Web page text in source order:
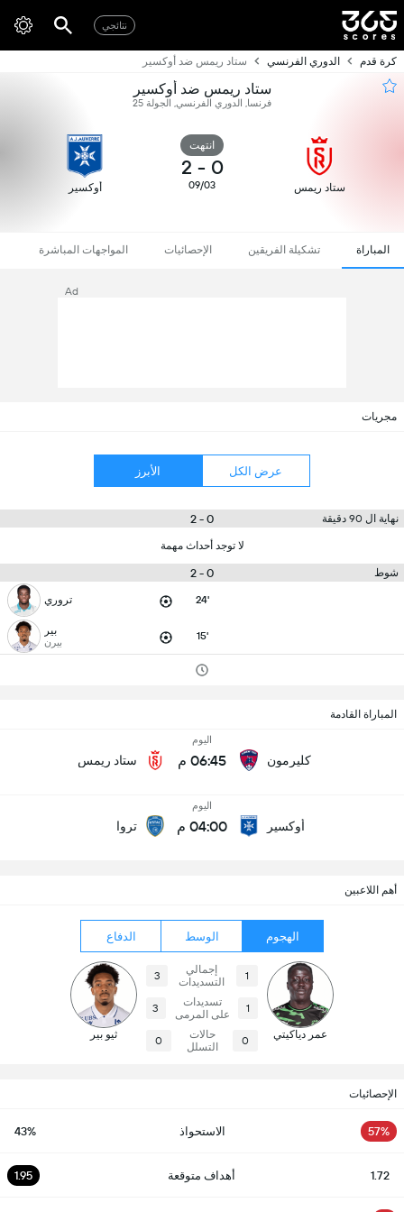
نتائجي
كرة قدم الدوري الفرنسي ستاد ريمس ضد أوكسير
ستاد ريمس ضد أوكسير
فرنسا, الدوري الفرنسي, الجولة 25
ستاد ريمس
انتهت
0
-
2
09/03 أوكسير
المباراة تشكيلة الفريقين الإحصائيات المواجهات المباشرة
Ad
مجريات
عرض الكل الأبرز
نهاية ال 90 دقيقة 0 - 2
لا توجد أحداث مهمة
شوط 0 - 2
24' تروري
15' بير
بيرن
المباراة القادمة
كليرمون
اليوم
06:45 م ستاد ريمس
أوكسير
اليوم
04:00 م تروا
أهم اللاعبين
الهجوم الوسط الدفاع
عمر دياكيتي
1
إجمالي
التسديدات
3
1
تسديدات
على المرمى
3
0
حالات
التسلل
0 ثيو بير
الإحصائيات
57% الاستحواذ 43%
1.72 أهداف متوقعة 1.95